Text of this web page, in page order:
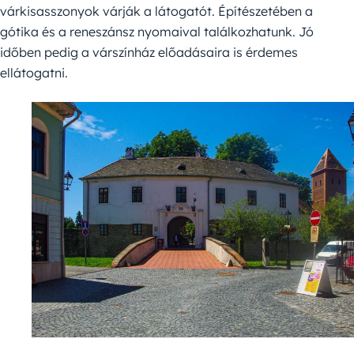
várkisasszonyok várják a látogatót. Építészetében a
gótika és a reneszánsz nyomaival találkozhatunk. Jó
időben pedig a várszínház előadásaira is érdemes
ellátogatni.